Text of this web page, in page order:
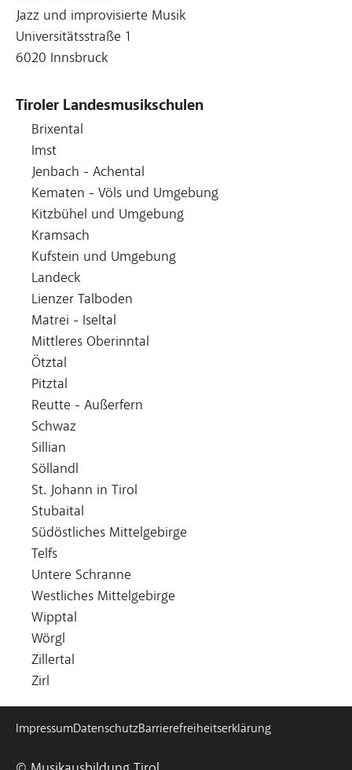
Jazz und improvisierte Musik
Universitätsstraße 1
6020 Innsbruck
Tiroler Landesmusikschulen
Brixental
Imst
Jenbach - Achental
Kematen - Völs und Umgebung
Kitzbühel und Umgebung
Kramsach
Kufstein und Umgebung
Landeck
Lienzer Talboden
Matrei - Iseltal
Mittleres Oberinntal
Ötztal
Pitztal
Reutte - Außerfern
Schwaz
Sillian
Söllandl
St. Johann in Tirol
Stubaital
Südöstliches Mittelgebirge
Telfs
Untere Schranne
Westliches Mittelgebirge
Wipptal
Wörgl
Zillertal
Zirl
ImpressumDatenschutzBarrierefreiheitserklärung